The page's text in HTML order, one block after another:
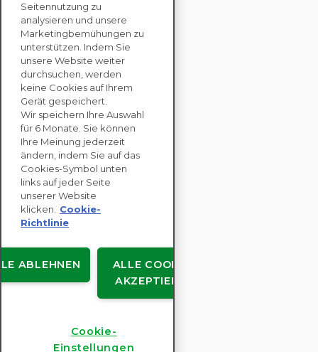
KONTAKTIEREN SIE
UNS
UNTERNEHMENS
LÖSUNGEN
NACHHALTIGKEITS
BEWERTUNGEN
RESSOURCEN
ÜBER
Urheberrecht © EcoVadis
Benutzervereinbarungen
Cookie-Einstellungen
Seitennutzung zu
analysieren und unsere
Marketingbemühungen zu
unterstützen. Indem Sie
unsere Website weiter
durchsuchen, werden
keine Cookies auf Ihrem
Gerät gespeichert.
Wir speichern Ihre Auswahl
für 6 Monate. Sie können
Ihre Meinung jederzeit
ändern, indem Sie auf das
Cookies-Symbol unten
links auf jeder Seite
unserer Website
klicken.
Cookie-
Richtlinie
ALLE COOKIES
AKZEPTIEREN
ABLEHNEN
Cookie-
Einstellungen